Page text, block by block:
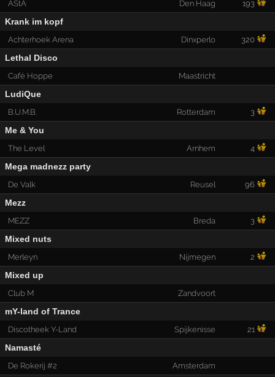
AStA Den Haag 193
Krank im kopf
Achterhoek Arena Dinxperlo 320
Lethal Disco
Café Hoppe Maastricht
LudiQue
B.U.M.B. Rotterdam 3
Me & You
The Level Arnhem 4
Mega madnezz party
De Valk Reusel 96
Mezz
MEZZ Breda 3
Mixed nuts
Merleyn Nijmegen 2
Mixed up
Club M Zandvoort
mY-land of Trance
Discotheek Y-Land Spijkenisse 21
Namasté
De Rokerij #2 Amsterdam